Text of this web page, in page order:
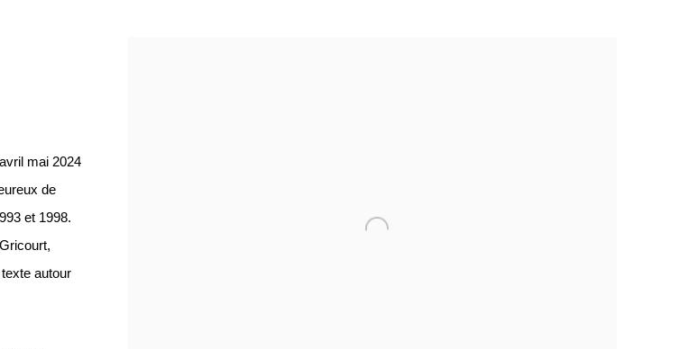
mai 2024
de
et 1998.
autour